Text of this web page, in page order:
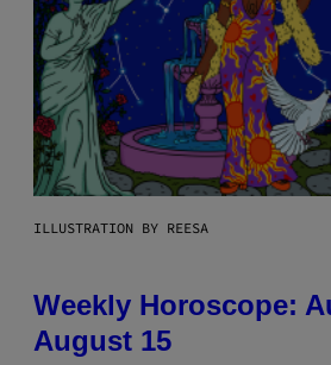
ILLUSTRATION BY REESA
Weekly Horoscope:
August 15